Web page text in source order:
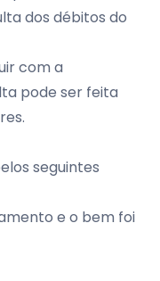
dos débitos do
com a
pode ser feita
.
seguintes
e o bem foi